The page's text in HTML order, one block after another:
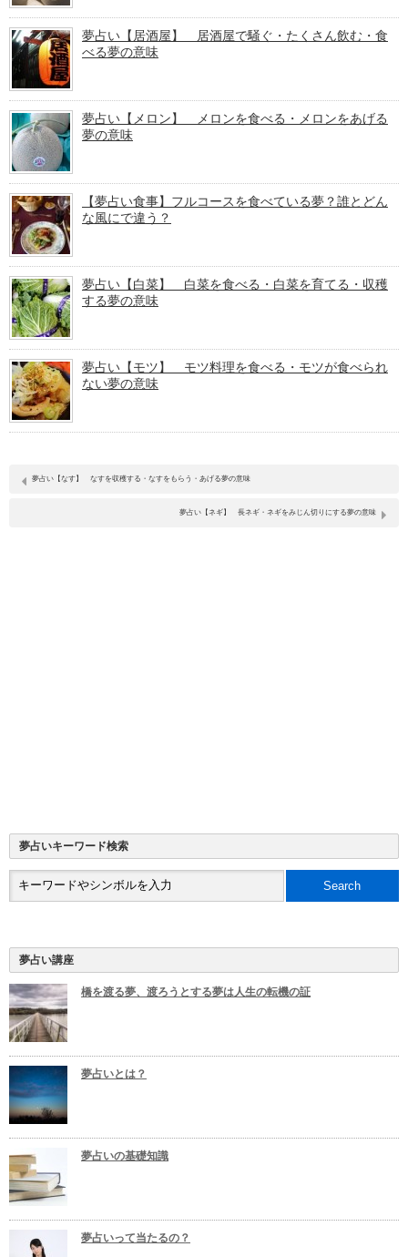
夢占い【居酒屋】 居酒屋で騒ぐ・たくさん飲む・食
べる夢の意味
夢占い【メロン】 メロンを食べる・メロンをあげる
夢の意味
【夢占い食事】フルコースを食べている夢？誰とどん
な風にで違う？
夢占い【白菜】 白菜を食べる・白菜を育てる・収穫
する夢の意味
夢占い【モツ】 モツ料理を食べる・モツが食べられ
ない夢の意味
夢占い【なす】 なすを収穫する・なすをもらう・あげる夢の意味
夢占い【ネギ】 長ネギ・ネギをみじん切りにする夢の意味
夢占いキーワード検索
夢占い講座
橋を渡る夢、渡ろうとする夢は人生の転機の証
夢占いとは？
夢占いの基礎知識
夢占いって当たるの？